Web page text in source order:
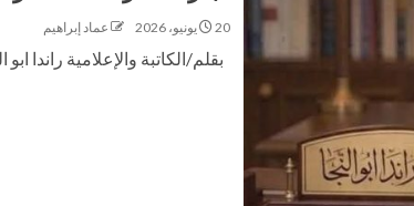
20 يونيو، 2026 عماد إبراهيم
بقلم/الكاتبة والإعلامية راندا